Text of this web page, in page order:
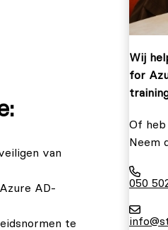
van
AD-
te
Wij
for
Of heb
Neem
050